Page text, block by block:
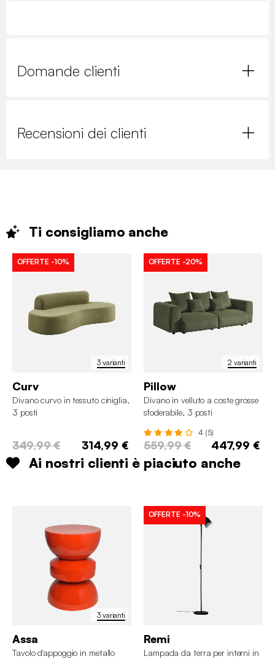
Domande clienti
Recensioni dei clienti
Ti consigliamo anche
3 varianti
OFFERTE -10%
Curv
Divano curvo in tessuto ciniglia,
3 posti
349,99 € 314,99 €
2 varianti
OFFERTE -20%
Pillow
Divano in velluto a coste grosse
sfoderabile, 3 posti
4 (5)
559,99 € 447,99 €
Ai nostri clienti è piaciuto anche
3 varianti
Assa
Tavolo d'appoggio in metallo
OFFERTE -10%
Remi
Lampada da terra per interni in